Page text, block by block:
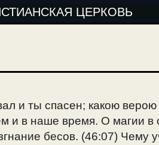
ЦЕРКОВЬ
и ты спасен; какою
и в наше время. О магии в
бесов. (46:07) Чему